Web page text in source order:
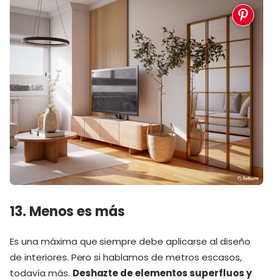
13. Menos es más
Es una máxima que siempre debe aplicarse al diseño
de interiores. Pero si hablamos de metros escasos,
todavía más. Deshazte de elementos superfluos y